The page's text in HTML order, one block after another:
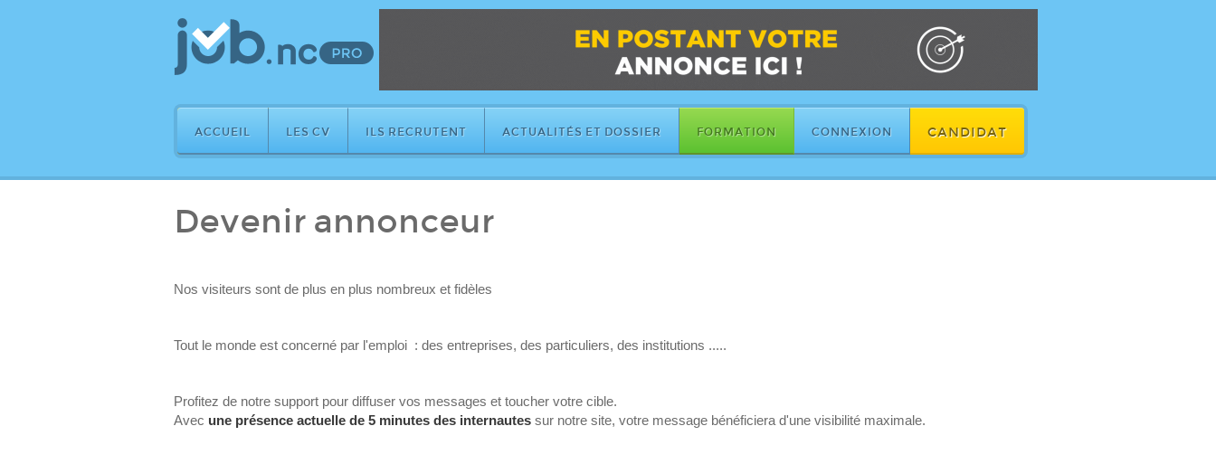
ACCUEIL LES CV ILS RECRUTENT ACTUALITÉS ET DOSSIER FORMATION CONNEXION CANDIDAT
Devenir annonceur
Nos visiteurs sont de plus en plus nombreux et fidèles
Tout le monde est concerné par l'emploi : des entreprises, des particuliers, des institutions .....
Profitez de notre support pour diffuser vos messages et toucher votre cible.
Avec une présence actuelle de 5 minutes des internautes sur notre site, votre message bénéficiera d'une visibilité maximale.